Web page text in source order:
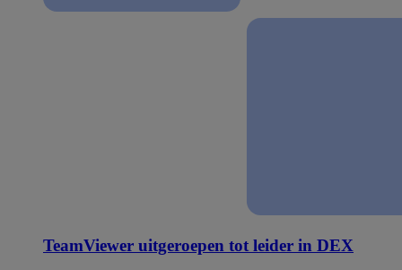
TeamViewer uitgeroepen tot leider in DEX